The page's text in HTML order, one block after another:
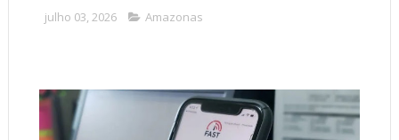
julho 03, 2026 Amazonas